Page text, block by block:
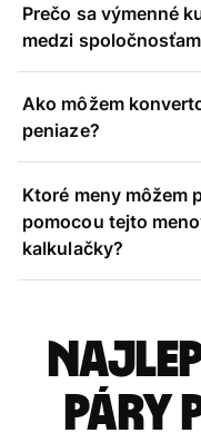
Prečo sa výmenné
medzi
Ako môžem
peniaze?
Ktoré meny môžem
pomocou tejto
kalkulačky?
páry